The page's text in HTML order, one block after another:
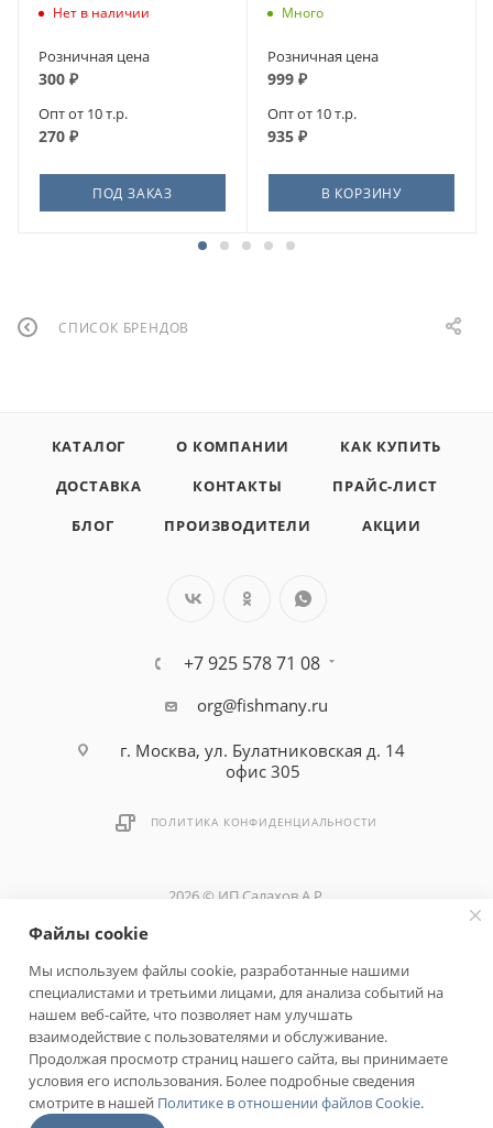
Нет в наличии
Розничная цена
300 ₽
Опт от 10 т.р.
270 ₽
ПОД ЗАКАЗ
Много
Розничная цена
999 ₽
Опт от 10 т.р.
935 ₽
В КОРЗИНУ
СПИСОК БРЕНДОВ
КАТАЛОГ О КОМПАНИИ
КАК КУПИТЬ
ДОСТАВКА
КОНТАКТЫ
ПРАЙС-ЛИСТ
БЛОГ
ПРОИЗВОДИТЕЛИ АКЦИИ
+7 925 578 71 08
org@fishmany.ru
г. Москва, ул. Булатниковская д. 14
офис 305
ПОЛИТИКА КОНФИДЕНЦИАЛЬНОСТИ
2026 © ИП Салахов А.Р.
Файлы cookie
Мы используем файлы cookie, разработанные нашими
специалистами и третьими лицами, для анализа событий на
нашем веб-сайте, что позволяет нам улучшать
взаимодействие с пользователями и обслуживание.
Продолжая просмотр страниц нашего сайта, вы принимаете
условия его использования. Более подробные сведения
смотрите в нашей Политике в отношении файлов Cookie.